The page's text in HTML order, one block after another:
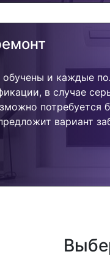
и каждые
в случае
потребуется
вариант